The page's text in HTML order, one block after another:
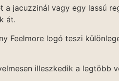
a jacuzzinál vagy egy lassú
át.
Feelmore logó teszi
illeszkedik a legtöbb